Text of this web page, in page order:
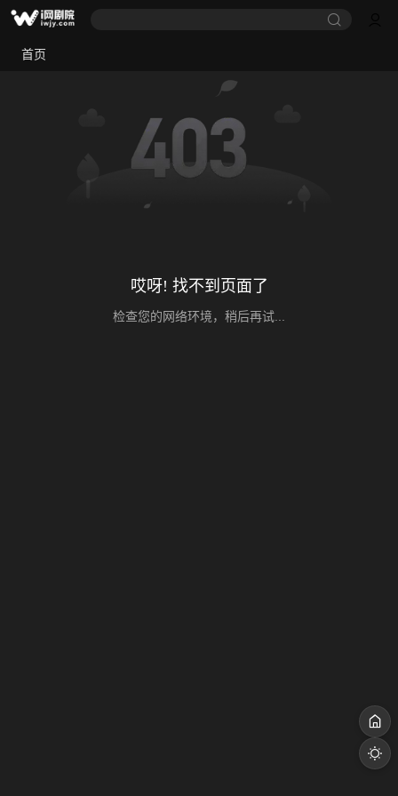
首页
哎呀! 找不到页面了
检查您的网络环境，稍后再试...